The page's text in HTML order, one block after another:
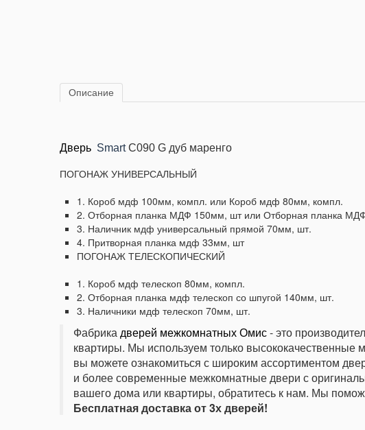
Описание
Дверь SmartС090 G дуб маренго
ПОГОНАЖ УНИВЕРСАЛЬНЫЙ
1. Короб мдф 100мм, компл. или Короб мдф 80мм, компл.
2. Отборная планка МДФ 150мм, шт или Отборная планка
3. Наличник мдф универсальный прямой 70мм, шт.
4. Притворная планка мдф 33мм, шт
ПОГОНАЖ ТЕЛЕСКОПИЧЕСКИЙ
1. Короб мдф телескоп 80мм, компл.
2. Отборная планка мдф телескоп со шпугой 140мм, шт.
3. Наличники мдф телескоп 70мм, шт.
Фабрика дверей межкомнатных Омис- это
квартиры. Мы используем только
вы можете ознакомиться с широким ассортиментом
и более современные межкомнатные двери с
вашего дома или квартиры, обратитесь к нам. Мы
Бесплатная доставка от 3х дверей!